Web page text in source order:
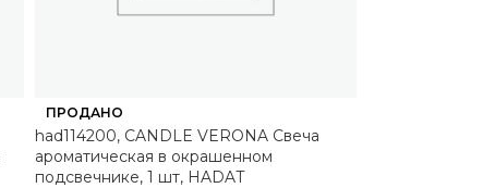
ПРОДАНО
had114200, CANDLE VERONA Свеча
ароматическая в окрашенном
подсвечнике, 1 шт, HADAT